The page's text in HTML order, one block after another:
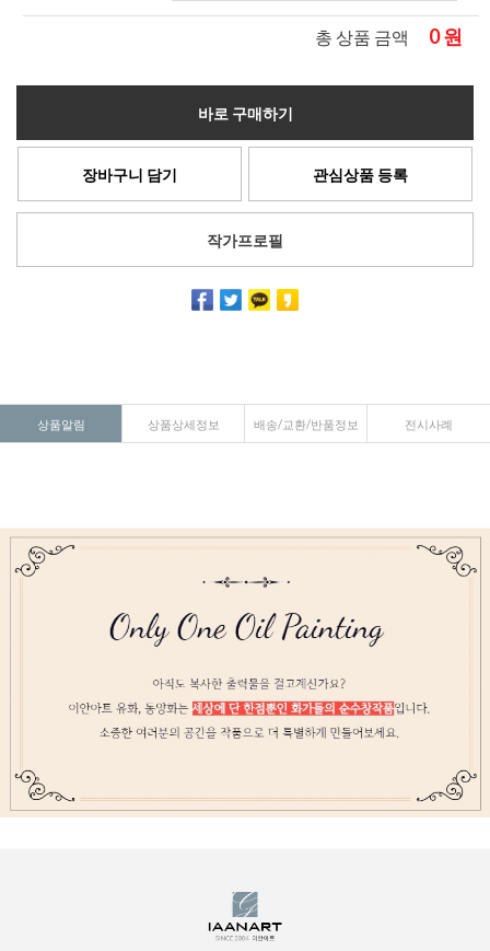
총 상품 금액 0원
바로 구매하기
장바구니 담기 관심상품 등록
작가프로필
상품알림 상품상세정보 배송/교환/반품정보 전시사례